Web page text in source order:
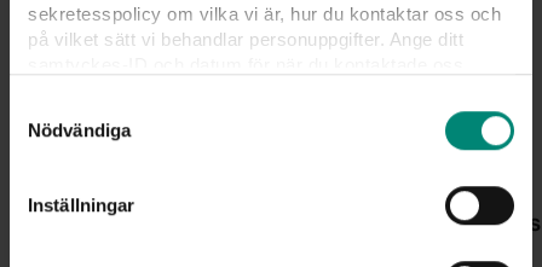
sekretesspolicy om vilka vi är, hur du kontaktar oss och
på vilket sätt vi behandlar personuppgifter. Ange ditt
samtycke direkt genom att klicka på knappnålen nere till
vänster på sidan.
Nödvändiga
Inställningar
PRESSMEDDELANDEN